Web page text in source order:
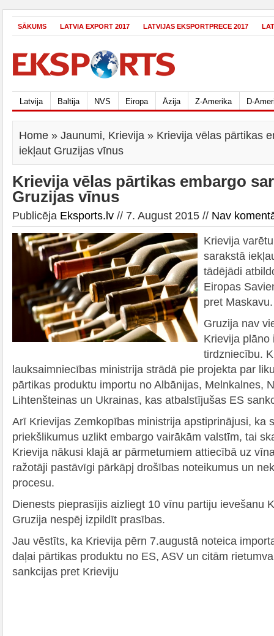
SĀKUMS LATVIA EXPORT 2017 LATVIJAS EKSPORTPRECE 2017
Latvija Baltija NVS Eiropa Āzija Z-Amerika D-
Home » Jaunumi, Krievija » Krievija vēlas pārtikas
iekļaut Gruzijas vīnus
Krievija vēlas pārtikas embargo
Gruzijas vīnus
Publicēja Eksports.lv // 7. August 2015 // Nav
Krievija
sarakstā
tādējādi
Eiropas
pret Maskavu.
Gruzija nav
Krievija plāno
tirdzniecību.
lauksaimniecības ministrija strādā pie projekta par
pārtikas produktu importu no Albānijas, Melnkalnes,
Lihtenšteinas un Ukrainas, kas atbalstījušas ES
Arī Krievijas Zemkopības ministrija apstiprinājusi, ka
priekšlikumus uzlikt embargo vairākām valstīm, tai
Krievija nākusi klajā ar pārmetumiem attiecībā uz
ražotāji pastāvīgi pārkāpj drošības noteikumus un
procesu.
Dienests pieprasījis aizliegt 10 vīnu partiju ievešanu
Gruzija nespēj izpildīt prasības.
Jau vēstīts, ka Krievija pērn 7.augustā noteica
daļai pārtikas produktu no ES, ASV un citām
sankcijas pret Krieviju